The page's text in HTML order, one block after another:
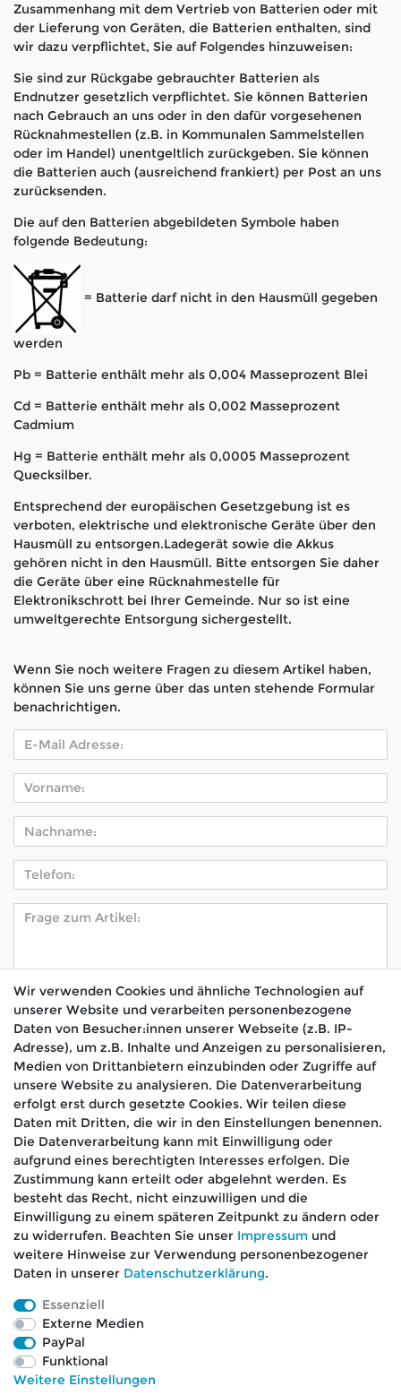
Zusammenhang mit dem Vertrieb von Batterien oder mit
der Lieferung von Geräten, die Batterien enthalten, sind
wir dazu verpflichtet, Sie auf Folgendes hinzuweisen:
Sie sind zur Rückgabe gebrauchter Batterien als
Endnutzer gesetzlich verpflichtet. Sie können Batterien
nach Gebrauch an uns oder in den dafür vorgesehenen
Rücknahmestellen (z.B. in Kommunalen Sammelstellen
oder im Handel) unentgeltlich zurückgeben. Sie können
die Batterien auch (ausreichend frankiert) per Post an uns
zurücksenden.
Die auf den Batterien abgebildeten Symbole haben
folgende Bedeutung:
= Batterie darf nicht in den Hausmüll gegeben
werden
Pb = Batterie enthält mehr als 0,004 Masseprozent Blei
Cd = Batterie enthält mehr als 0,002 Masseprozent
Cadmium
Hg = Batterie enthält mehr als 0,0005 Masseprozent
Quecksilber.
Entsprechend der europäischen Gesetzgebung ist es
verboten, elektrische und elektronische Geräte über den
Hausmüll zu entsorgen.Ladegerät sowie die Akkus
gehören nicht in den Hausmüll. Bitte entsorgen Sie daher
die Geräte über eine Rücknahmestelle für
Elektronikschrott bei Ihrer Gemeinde. Nur so ist eine
umweltgerechte Entsorgung sichergestellt.
Wenn Sie noch weitere Fragen zu diesem Artikel haben,
können Sie uns gerne über das unten stehende Formular
benachrichtigen.
Hiermit bestätige ich, dass ich dieDaten­schutz­
erklärung gelesen habe. *
Absenden
🚚 Schneller Versand
📦 Kostenloser Versand ab 75 €
📞 Kostenlose Beratung per Telefon &
WhatsApp
Impressum
Barrierefreiheitserklärung
Wir verwenden Cookies und ähnliche Technologien auf
unserer Website und verarbeiten personenbezogene
Daten von Besucher:innen unserer Webseite (z.B. IP-
Adresse), um z.B. Inhalte und Anzeigen zu personalisieren,
Medien von Drittanbietern einzubinden oder Zugriffe auf
unsere Website zu analysieren. Die Datenverarbeitung
erfolgt erst durch gesetzte Cookies. Wir teilen diese
Daten mit Dritten, die wir in den Einstellungen benennen.
Die Datenverarbeitung kann mit Einwilligung oder
aufgrund eines berechtigten Interesses erfolgen. Die
Zustimmung kann erteilt oder abgelehnt werden. Es
besteht das Recht, nicht einzuwilligen und die
Einwilligung zu einem späteren Zeitpunkt zu ändern oder
zu widerrufen. Beachten Sie unser Impressum und
weitere Hinweise zur Verwendung personenbezogener
Daten in unserer Daten­schutz­erklärung.
Essenziell
Externe Medien
PayPal
Funktional
Weitere Einstellungen